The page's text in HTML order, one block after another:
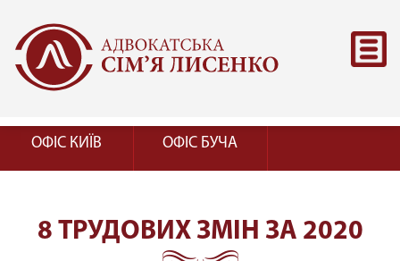
ОФІС КИЇВ ОФІС БУЧА
8 ТРУДОВИХ ЗМІН ЗА 2020